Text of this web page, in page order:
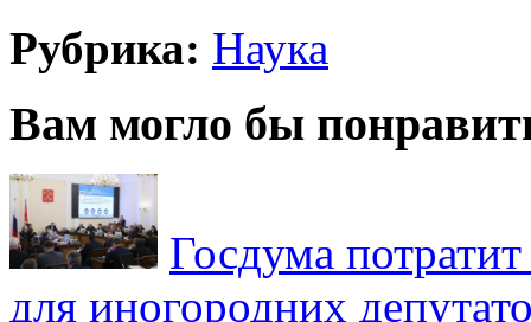
Рубрика: Наука
Вам могло бы
Госдума
для иногородних